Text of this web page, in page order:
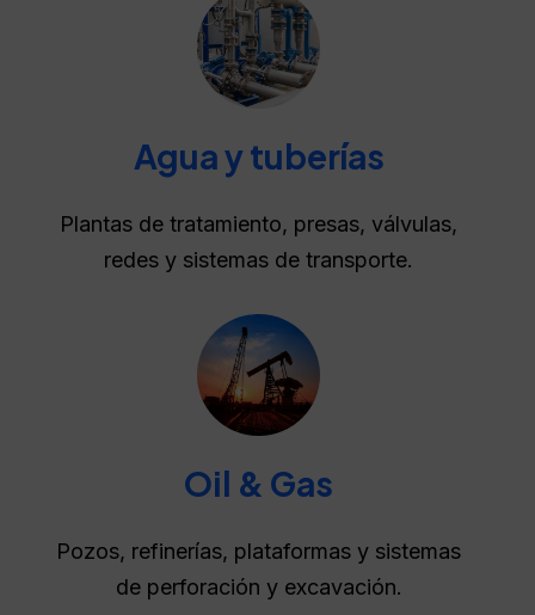
Agua y tuberías
Plantas de tratamiento, presas, válvulas,
redes y sistemas de transporte.
Oil & Gas
Pozos, refinerías, plataformas y sistemas
de perforación y excavación.